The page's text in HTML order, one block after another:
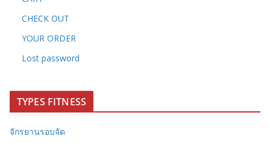
CHECK OUT
YOUR ORDER
Lost password
TYPES FITNESS
จักรยานรอบจัด